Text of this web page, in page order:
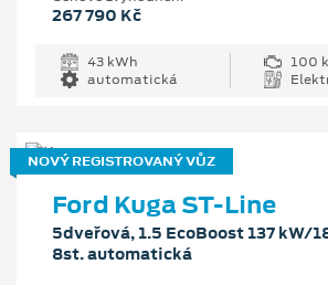
267 790 Kč
43 kWh
100
automatická
NOVÝ REGISTROVANÝ VŮZ
Ford Kuga ST-Line
5dveřová, 1.5 EcoBoost 137 kW/
8st. automatická